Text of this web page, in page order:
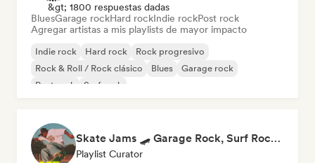
&gt; 1800 respuestas dadas
BluesGarage rockHard rockIndie rockPost rock
Agregar artistas a mis playlists de mayor impacto
Indie rock Hard rock
Rock progresivo
Rock & Roll / Rock clásico
Blues
Garage rock
Post rock
Surf rock
Skate Jams 🛹 Garage Rock, Surf Rock & Neo-Psych
Playlist Curator